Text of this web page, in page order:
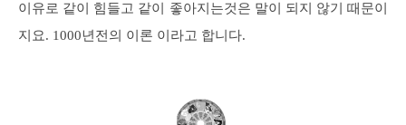
이유로 같이 힘들고 같이 좋아지는것은 말이 되지 않기 때문이
지요. 1000년전의 이론 이라고 합니다.